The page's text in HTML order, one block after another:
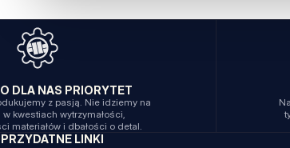
DLA NAS PRIORYTET
z pasją. Nie idziemy na
kwestiach wytrzymałości,
materiałów i dbałości o detal.
PRZYDATNE LINKI